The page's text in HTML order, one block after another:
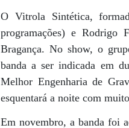
O Vitrola Sintética,
programações) e Rodrigo
Bragança. No show, o
banda a ser indicada em
Melhor Engenharia de
esquentará a noite com
Em novembro, a banda foi